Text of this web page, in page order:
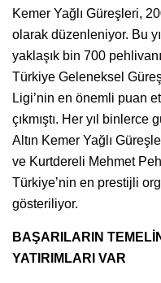
Kemer Yağlı Güreşleri,
olarak düzenleniyor. Bu
yaklaşık bin 700
Türkiye Geleneksel
Ligi’nin en önemli puan
çıkmıştı. Her yıl
Altın Kemer Yağlı
ve Kurtdereli Mehmet
Türkiye’nin en prestijli
gösteriliyor.
BAŞARILARIN
YATIRIMLARI VAR